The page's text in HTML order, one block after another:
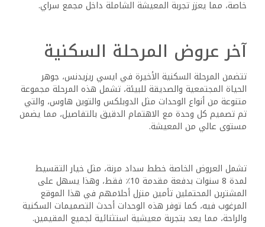
خاصة، مما يعزز تجربة المعيشة الشاملة داخل مجمع سراي.
آخر عروض المرحلة السكنية
تتضمن المرحلة السكنية الأخيرة في ايسي ريزيدنس، جوهر
الحياة المجتمعية والصديقة للبيئة، تشمل هذه المرحلة مجموعة
متنوعة من أنواع الوحدات مثل الدوبلكس والتوين هاوس، والتي
تم تصميم كل وحدة مع الاهتمام الدقيق بالتفاصيل، مما يضمن
مستوى عالي من المعيشة.
تشمل العروض الخاصة خطط سداد مرنة، مثل خيار التقسيط
لمدة 8 سنوات بدفعة مقدمة 10٪ فقط، وهذا يسهل على
المشترين المحتملين تأمين منزل أحلامهم في هذا الموقع
المرغوب فيه، كما توفر هذه الوحدات أحدث التصميمات السكنية
والراحة، مما يعد بتجربة معيشية استثنائية لجميع المقيمين.